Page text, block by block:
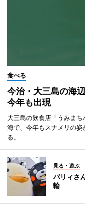
食べる
今治・大三島の海
今年も出現
大三島の飲食店「うみま
海で、今年もスナメリの
る。
見る・遊ぶ
バリィさ
輪